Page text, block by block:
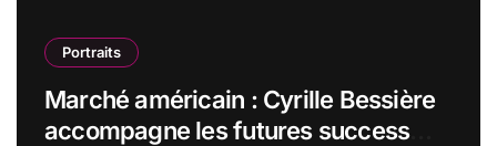
Portraits
Marché américain : Cyrille Bessière
accompagne les futures success